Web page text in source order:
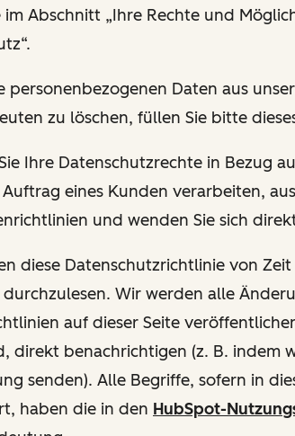
im Abschnitt „Ihre Rechte und
personenbezogenen Daten aus
zu löschen, füllen Sie bitte
Ihre Datenschutzrechte in Bezug
eines Kunden verarbeiten,
und wenden Sie sich
diese Datenschutzrichtlinie von
durchzulesen. Wir werden alle
auf dieser Seite
direkt benachrichtigen (z. B. indem
senden). Alle Begriffe, sofern in
haben die in den HubSpot-